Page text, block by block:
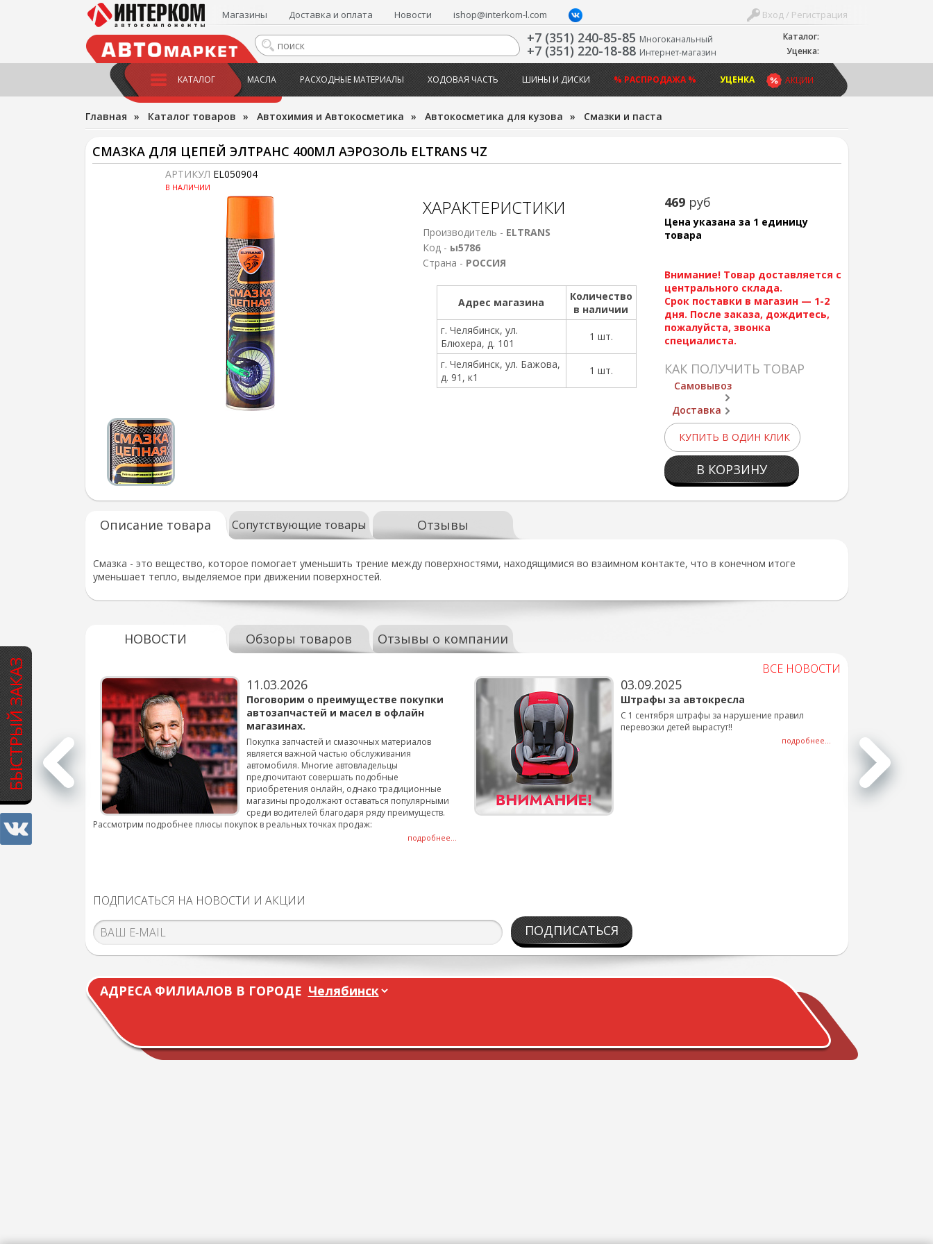
БЫСТРЫЙ ЗАКАЗ
Каталог:
Уценка:
Вход / Регистрация
Магазины Доставка и оплата Новости ishop@interkom-l.com
+7 (351) 240-85-85 Многоканальный
+7 (351) 220-18-88 Интернет-магазин
АКЦИИ
КАТАЛОГ МАСЛА РАСХОДНЫЕ МАТЕРИАЛЫ ХОДОВАЯ ЧАСТЬ ШИНЫ И ДИСКИ % РАСПРОДАЖА % УЦЕНКА
Главная » Каталог товаров » Автохимия и Автокосметика » Автокосметика для кузова » Смазки и паста
СМАЗКА ДЛЯ ЦЕПЕЙ ЭЛТРАНС 400МЛ АЭРОЗОЛЬ ELTRANS ЧZ
АРТИКУЛ EL050904
В НАЛИЧИИ
469 руб
Цена указана за 1 единицу
товара
Внимание! Товар доставляется с
центрального склада.
Срок поставки в магазин — 1-2
дня. После заказа, дождитесь,
пожалуйста, звонка
специалиста.
КАК ПОЛУЧИТЬ ТОВАР
Самовывоз
Доставка
КУПИТЬ В ОДИН КЛИК
В КОРЗИНУ
ХАРАКТЕРИСТИКИ
Производитель - ELTRANS
Код - ы5786
Страна - РОССИЯ
Адрес магазина
Количество
в наличии
г. Челябинск, ул.
Блюхера, д. 101
1 шт.
г. Челябинск, ул. Бажова,
д. 91, к1
1 шт.
Описание товара Сопутствующие товары Отзывы
Смазка - это вещество, которое помогает уменьшить трение между поверхностями, находящимися во взаимном контакте, что в конечном итоге
уменьшает тепло, выделяемое при движении поверхностей.
НОВОСТИ Обзоры товаров Отзывы о компании
ВСЕ НОВОСТИ
для
смены шин на
подробнее...
11.03.2026
Поговорим о преимуществе покупки
автозапчастей и масел в офлайн
магазинах.
Покупка запчастей и смазочных материалов
является важной частью обслуживания
автомобиля. Многие автовладельцы
предпочитают совершать подобные
приобретения онлайн, однако традиционные
магазины продолжают оставаться популярными
среди водителей благодаря ряду преимуществ.
Рассмотрим подробнее плюсы покупок в реальных точках продаж:
подробнее...
03.09.2025
Штрафы за автокресла
С 1 сентября штрафы за нарушение правил
перевозки детей вырастут!!
подробнее...
ПОДПИСАТЬСЯ НА НОВОСТИ И АКЦИИ
ПОДПИСАТЬСЯ
АДРЕСА ФИЛИАЛОВ В ГОРОДЕ